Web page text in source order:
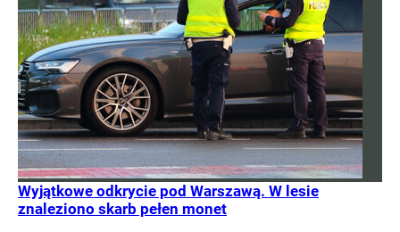
Wyjątkowe odkrycie pod Warszawą. W lesie
znaleziono skarb pełen monet